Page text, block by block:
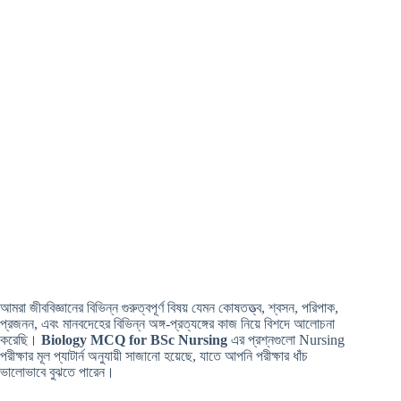
আমরা জীববিজ্ঞানের বিভিন্ন গুরুত্বপূর্ণ বিষয় যেমন কোষতত্ত্ব, শ্বসন, পরিপাক,
প্রজনন, এবং মানবদেহের বিভিন্ন অঙ্গ-প্রত্যঙ্গের কাজ নিয়ে বিশদে আলোচনা
করেছি। Biology MCQ for BSc Nursing এর প্রশ্নগুলো Nursing
পরীক্ষার মূল প্যাটার্ন অনুযায়ী সাজানো হয়েছে, যাতে আপনি পরীক্ষার ধাঁচ
ভালোভাবে বুঝতে পারেন।